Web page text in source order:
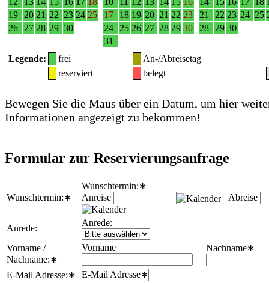
19
20 21 22 23 24 25
26
27 28 29 30
17
18 19 20 21 22 23
24
25 26 27 28 29 30
31
21
22 23 24 25
28
29 30
Legende: frei
An-/Abreisetag
reserviert
belegt
Bewegen Sie die Maus über ein Datum, um hier
Informationen angezeigt zu bekommen!
Formular zur Reservierungsanfrage
Wunschtermin:∗
Wunschtermin:∗
Anreise
Abreise
Anrede:
Anrede:
Vorname /
Nachname:∗
Vorname Nachname∗
E-Mail Adresse:∗ E-Mail Adresse∗